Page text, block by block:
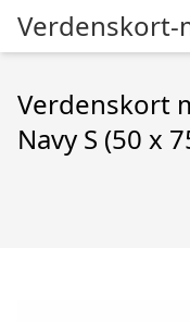
Verdenskort-
Verdenskort
Navy S (50 x